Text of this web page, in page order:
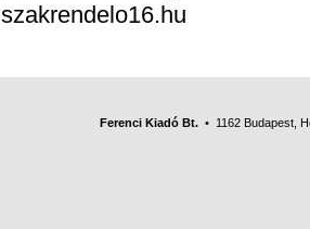
szakrendelo16.hu
Ferenci Kiadó Bt. • 1162 Budapest,